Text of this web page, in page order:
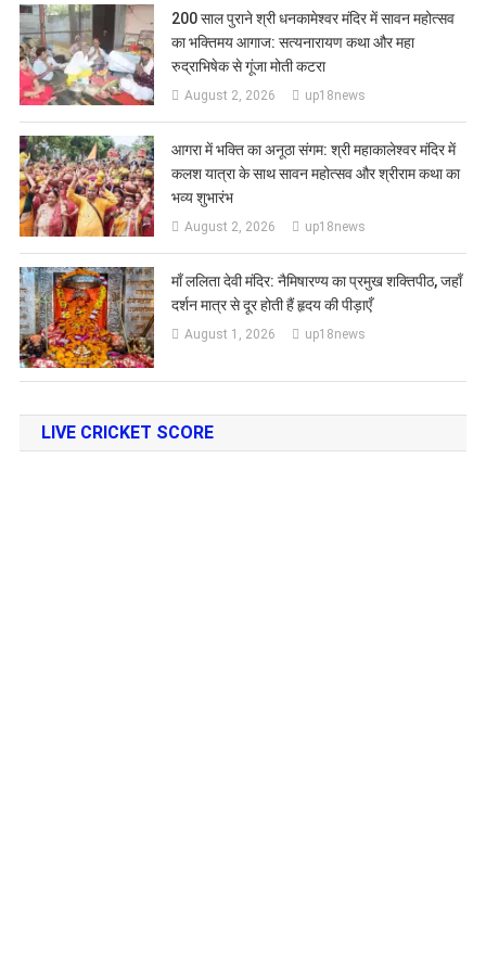
200 साल पुराने श्री धनकामेश्वर मंदिर में सावन महोत्सव
का भक्तिमय आगाज: सत्यनारायण कथा और महा
रुद्राभिषेक से गूंजा मोती कटरा
August 2, 2026 up18news
आगरा में भक्ति का अनूठा संगम: श्री महाकालेश्वर मंदिर में
कलश यात्रा के साथ सावन महोत्सव और श्रीराम कथा का
भव्य शुभारंभ
August 2, 2026 up18news
​माँ ललिता देवी मंदिर: नैमिषारण्य का प्रमुख शक्तिपीठ, जहाँ
दर्शन मात्र से दूर होती हैं हृदय की पीड़ाएँ
August 1, 2026 up18news
LIVE CRICKET SCORE